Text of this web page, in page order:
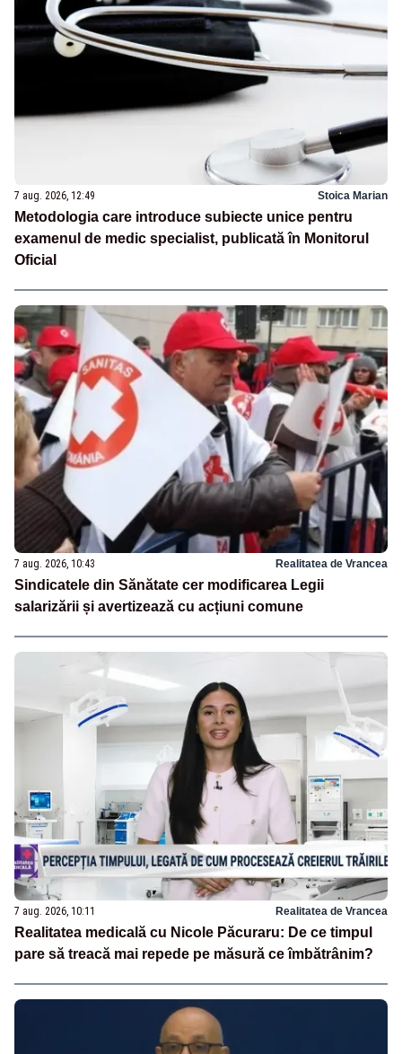
7 aug. 2026, 12:49 Stoica Marian
Metodologia care introduce subiecte unice pentru
examenul de medic specialist, publicată în Monitorul
Oficial
7 aug. 2026, 10:43 Realitatea de Vrancea
Sindicatele din Sănătate cer modificarea Legii
salarizării și avertizează cu acțiuni comune
7 aug. 2026, 10:11 Realitatea de Vrancea
Realitatea medicală cu Nicole Păcuraru: De ce timpul
pare să treacă mai repede pe măsură ce îmbătrânim?